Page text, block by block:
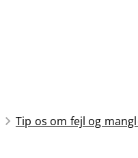
Tip os om fejl og